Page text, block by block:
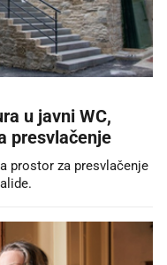
u javni WC,
presvlačenje
prostor za presvlačenje